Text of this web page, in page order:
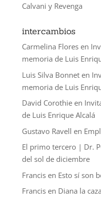
Calvani y Revenga
intercambios
Carmelina Floresen
memoria de Luis
Luis Silva Bonneten
memoria de Luis
David Corothieen
de Luis Enrique Alcalá
Gustavo Ravell en
El primo tercero | Dr.
del sol de diciembre
Francisen Esto sí son
Francisen Diana la